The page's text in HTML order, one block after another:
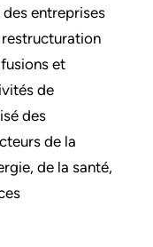
entreprises
et
de
des
de la
de la santé,